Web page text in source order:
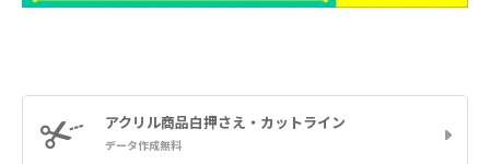
アクリル商品白押さえ・カットライン
データ作成無料